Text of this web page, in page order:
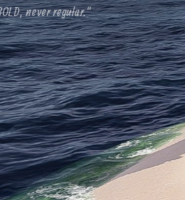
never regular.“